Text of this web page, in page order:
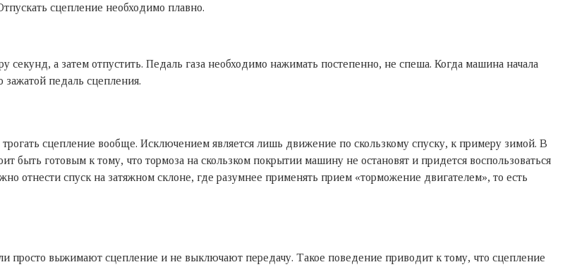
сцепление необходимо плавно.
секунд, а затем отпустить. Педаль газа необходимо нажимать постепенно, не спеша. Когда машина начала
зажатой педаль сцепления.
сцепление вообще. Исключением является лишь движение по скользкому спуску, к примеру зимой. В
быть готовым к тому, что тормоза на скользком покрытии машину не остановят и придется воспользоваться
отнести спуск на затяжном склоне, где разумнее применять прием «торможение двигателем», то есть
просто выжимают сцепление и не выключают передачу. Такое поведение приводит к тому, что сцепление